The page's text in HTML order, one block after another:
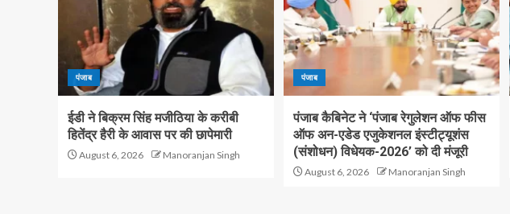
पंजाब
ईडी ने बिक्रम सिंह मजीठिया के करीबी
हितेंद्र हैरी के आवास पर की छापेमारी
August 6, 2026 Manoranjan Singh
पंजाब
पंजाब कैबिनेट ने ‘पंजाब रेगुलेशन ऑफ फीस
ऑफ अन-एडेड एजुकेशनल इंस्टीट्यूशंस
(संशोधन) विधेयक-2026’ को दी मंजूरी
August 6, 2026 Manoranjan Singh